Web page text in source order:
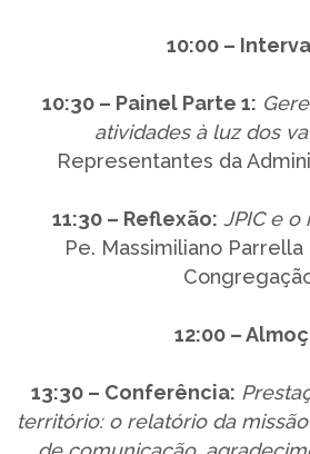
10:00 –
10:30 – Painel Parte 1:
atividades à luz dos
Representantes da
11:30 – Reflexão: JPIC e o
Pe. Massimiliano Parrella
12:00 –
13:30 – Conferência:
território: o relatório da